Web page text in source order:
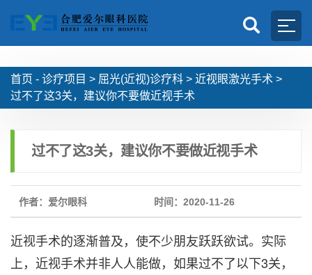
首页 - 诊疗项目 > 屈光(近视)诊疗科 > 近视眼激光手术 >
过不了这3关，建议你不要做近视手术
过不了这3关，建议你不要做近视手术
作者：爱尔眼科 时间：2020-11-26
近视手术的逐渐普及，使不少朋友跃跃欲试。实际
上，近视手术并非人人能做，如果过不了以下3关，